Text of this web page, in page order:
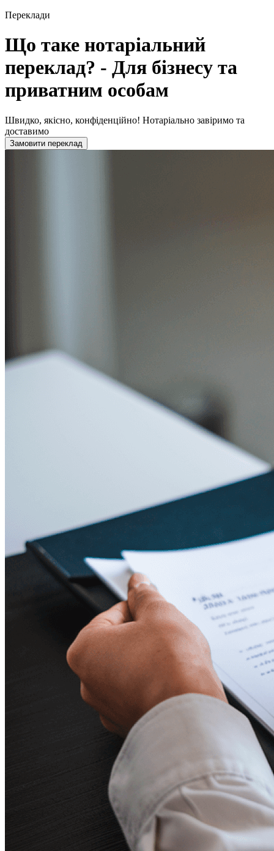
Переклади
Що таке нотаріальний
переклад? - Для бізнесу та
приватним особам
Швидко, якісно, конфіденційно! Нотаріально завіримо та
доставимо
Замовити переклад